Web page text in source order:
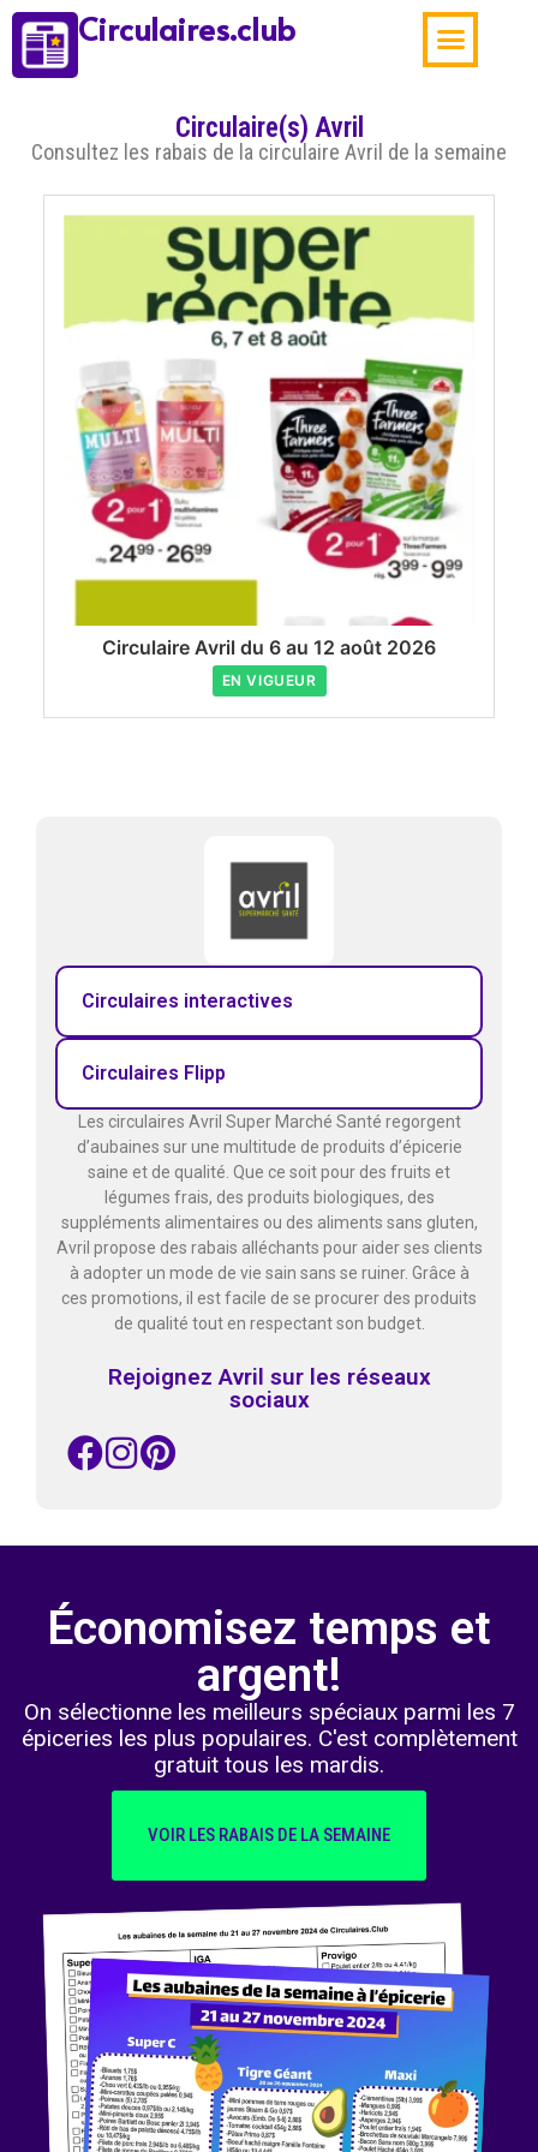
Circulaires.club
Circulaire(s) Avril
Consultez les rabais de la circulaire Avril de la semaine
Circulaire Avril du 6 au 12 août 2026
EN VIGUEUR
Circulaires interactives
Circulaires Flipp
Les circulaires Avril Super Marché Santé regorgent
d’aubaines sur une multitude de produits d’épicerie
saine et de qualité. Que ce soit pour des fruits et
légumes frais, des produits biologiques, des
suppléments alimentaires ou des aliments sans gluten,
Avril propose des rabais alléchants pour aider ses clients
à adopter un mode de vie sain sans se ruiner. Grâce à
ces promotions, il est facile de se procurer des produits
de qualité tout en respectant son budget.
Rejoignez Avril sur les réseaux
sociaux
Économisez temps et
argent!
On sélectionne les meilleurs spéciaux parmi les 7
épiceries les plus populaires. C'est complètement
gratuit tous les mardis.
VOIR LES RABAIS DE LA SEMAINE